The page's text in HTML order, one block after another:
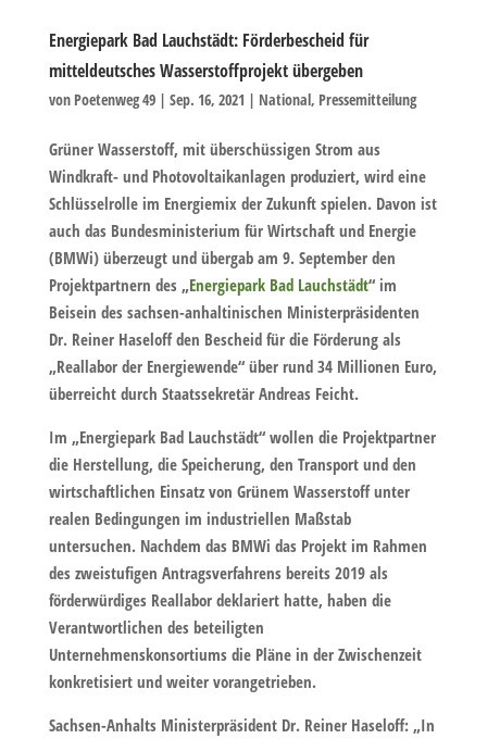
Energiepark Bad Lauchstädt: Förderbescheid für
mitteldeutsches Wasserstoffprojekt übergeben
von Poetenweg 49| Sep. 16, 2021 | National, Pressemitteilung
Grüner Wasserstoff, mit überschüssigen Strom aus
Windkraft- und Photovoltaikanlagen produziert, wird eine
Schlüsselrolle im Energiemix der Zukunft spielen. Davon ist
auch das Bundesministerium für Wirtschaft und Energie
(BMWi) überzeugt und übergab am 9. September den
Projektpartnern des „Energiepark Bad Lauchstädt“ im
Beisein des sachsen-anhaltinischen Ministerpräsidenten
Dr. Reiner Haseloff den Bescheid für die Förderung als
„Reallabor der Energiewende“ über rund 34 Millionen Euro,
überreicht durch Staatssekretär Andreas Feicht.
Im „Energiepark Bad Lauchstädt“ wollen die Projektpartner
die Herstellung, die Speicherung, den Transport und den
wirtschaftlichen Einsatz von Grünem Wasserstoff unter
realen Bedingungen im industriellen Maßstab
untersuchen. Nachdem das BMWi das Projekt im Rahmen
des zweistufigen Antragsverfahrens bereits 2019 als
förderwürdiges Reallabor deklariert hatte, haben die
Verantwortlichen des beteiligten
Unternehmenskonsortiums die Pläne in der Zwischenzeit
konkretisiert und weiter vorangetrieben.
Sachsen-Anhalts Ministerpräsident Dr. Reiner Haseloff: „In